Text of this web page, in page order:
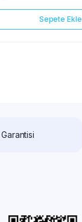
Sepete Ekle